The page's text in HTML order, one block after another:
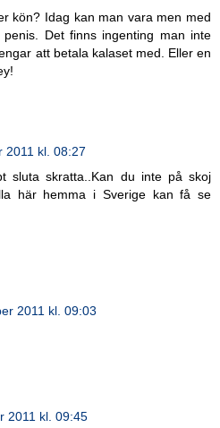
kön? Idag kan man vara men med
Det finns ingenting man inte
att betala kalaset med. Eller en
2011 kl. 08:27
sluta skratta..Kan du inte på skoj
här hemma i Sverige kan få se
2011 kl. 09:03
2011 kl. 09:45